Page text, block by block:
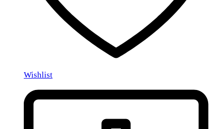
Wishlist